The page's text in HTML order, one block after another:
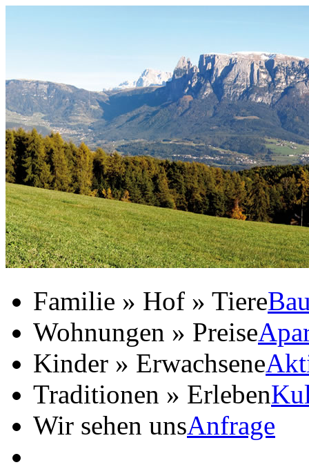
Familie » Hof » Tiere
Wohnungen » Preise
Kinder » Erwachsene
Traditionen » Erleben
Wir sehen unsAnfrage